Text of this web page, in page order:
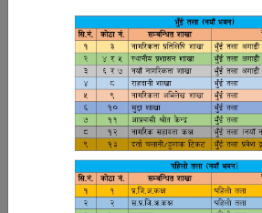
मुकेश कुमार
प्रमुख जिल्ला
सत्य कुमारी जोशी
सहायक प्रमुख जिल्ला
सूचना अधिकारी
९८५८४४७४७७